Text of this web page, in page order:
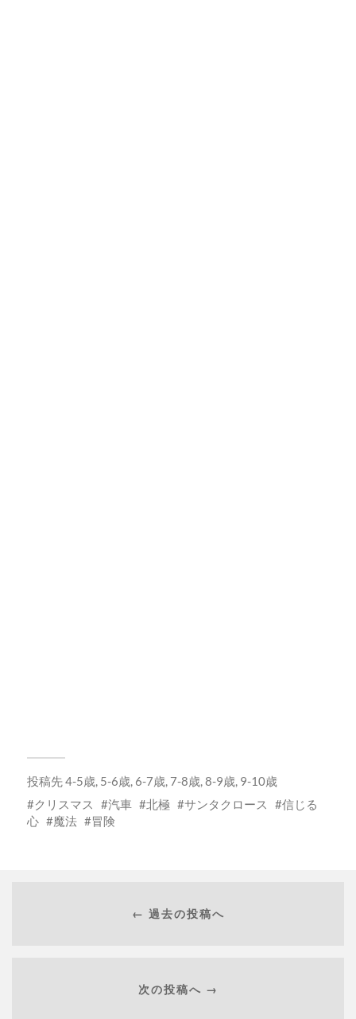
投稿先4-5歳, 5-6歳, 6-7歳, 7-8歳,8-9歳, 9-10歳
クリスマス
汽車 北極 サンタクロース
信じる
心
魔法 冒険
← 過去の投稿へ
次の投稿へ →